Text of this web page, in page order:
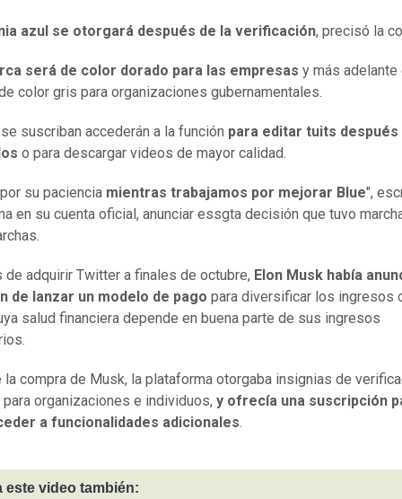
azul se otorgará después de la verificación, precisó la
será de color dorado para las empresas y más adelante
color gris para organizaciones gubernamentales.
suscriban accederán a la función para editar tuits después
o para descargar videos de mayor calidad.
su paciencia mientras trabajamos por mejorar Blue",
en su cuenta oficial, anunciar essgta decisión que tuvo
de adquirir Twitter a finales de octubre, Elon Musk había
de lanzar un modelo de pago para diversificar los ingresos
salud financiera depende en buena parte de sus ingresos
la compra de Musk, la plataforma otorgaba insignias de
organizaciones e individuos, y ofrecía una suscripción
a funcionalidades adicionales.
este video también: